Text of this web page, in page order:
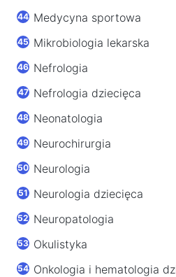
Medycyna sportowa
Mikrobiologia lekarska
Nefrologia
Nefrologia dziecięca
Neonatologia
Neurochirurgia
Neurologia
Neurologia dziecięca
Neuropatologia
Okulistyka
Onkologia i hematologia